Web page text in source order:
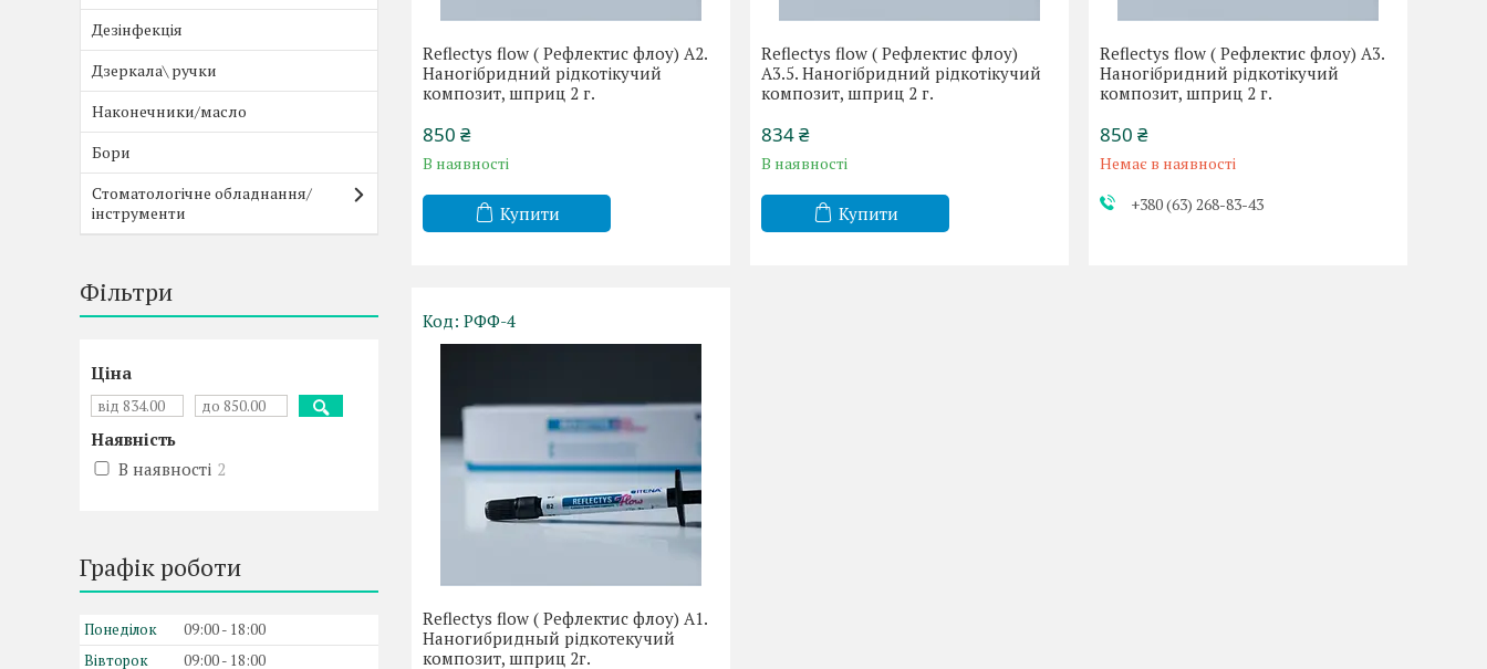
Reflectys flow ( Рефлектис флоу) А2.
Наногібридний рідкотікучий
композит, шприц 2 г.
850 ₴
В наявності
Купити
Reflectys flow ( Рефлектис флоу)
А3.5. Наногібридний рідкотікучий
композит, шприц 2 г.
834 ₴
В наявності
Купити
Reflectys flow ( Рефлектис флоу) А3.
Наногібридний рідкотікучий
композит, шприц 2 г.
850 ₴
Немає в наявності
+380 (63) 268-83-43
РФФ-4
Reflectys flow ( Рефлектис флоу) А1.
Наногибридный рідкотекучий
композит, шприц 2г.
Дезінфекція
Дзеркала\ ручки
Наконечники/масло
Бори
Стоматологічне обладнання/
інструменти
Фільтри
Ціна
Наявність
В наявності 2
Графік роботи
Понеділок 09:00
18:00
Вівторок
09:00
18:00